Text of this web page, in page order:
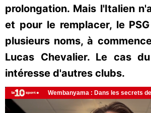
prolongation. Mais l'Italien
et pour le remplacer, le
plusieurs noms, à
Lucas Chevalier. Le cas
intéresse d'autres clubs.